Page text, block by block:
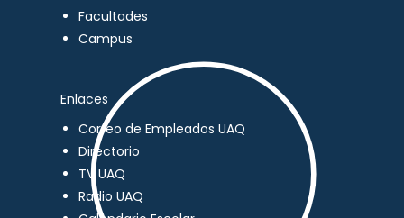
Facultades
Campus
Enlaces
Correo de Empleados UAQ
Directorio
TV UAQ
Radio UAQ